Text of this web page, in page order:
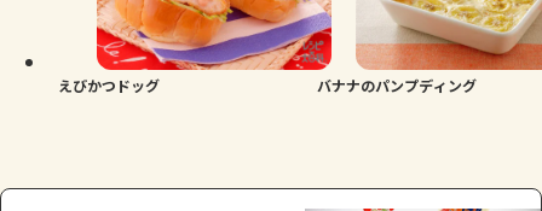
えびかつドッグ バナナのパンプディング